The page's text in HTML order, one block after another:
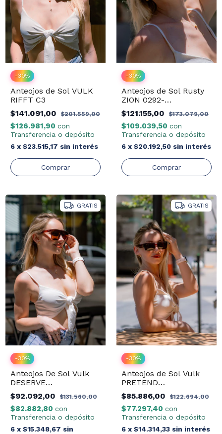
-30%
Anteojos de Sol VULK
RIFFT C3
$141.091,00
$201.559,00
$126.981,90 con
Transferencia o depósito
6 x $23.515,17 sin interés
-30%
Anteojos de Sol Rusty
ZION 0292-
J.GOLD/DRT04
$121.155,00 $173.079,00
$109.039,50 con
Transferencia o depósito
6 x $20.192,50 sin interés
GRATIS
-30%
Anteojos De Sol Vulk
DESERVE
SIENNA/DRLB14
$92.092,00 $131.560,00
$82.882,80 con
Transferencia o depósito
6 x $15.348,67 sin
GRATIS
-30%
Anteojos de Sol Vulk
PRETEND
BROWN/UB14
$85.886,00 $122.694,00
$77.297,40 con
Transferencia o depósito
6 x $14.314,33 sin interés